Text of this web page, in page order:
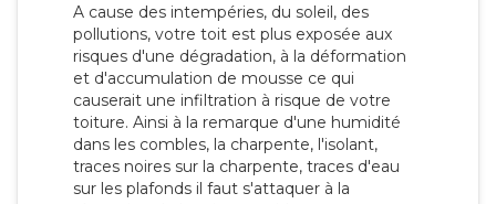
A cause des intempéries, du soleil, des
pollutions, votre toit est plus exposée aux
risques d'une dégradation, à la déformation
et d'accumulation de mousse ce qui
causerait une infiltration à risque de votre
toiture. Ainsi à la remarque d'une humidité
dans les combles, la charpente, l'isolant,
traces noires sur la charpente, traces d'eau
sur les plafonds il faut s'attaquer à la